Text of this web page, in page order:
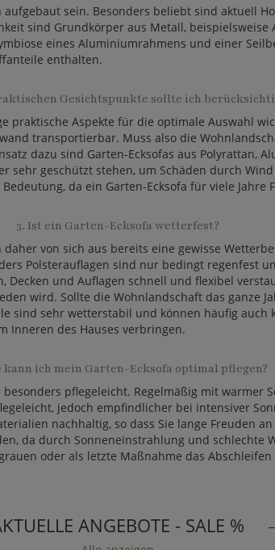
sein. Besonders beliebt sind aktuell
sind Grundkörper aus Metall,
eines Aluminiumrahmens und einer
enthalten.
Gesichtspunkte sollte ich
Aspekte für die optimale Auswahl
transportierbar. Muss also die
dazu sind Garten-Ecksofas aus
geschützt stehen, um Schäden durch
da ein Garten-Ecksofa für viele Jahre
3. Ist ein Garten-Ecksofa wetterfest?
von sich aus bereits eine gewisse
Polsterauflagen sind nur bedingt regenfest
Decken und Auflagen schnell und flexibel
wird. Sollte die Wohnlandschaft das ganze
sind sehr wetterstabil und können häufig
Inneren des Hauses verbringen.
kann ich mein Garten-Ecksofa optimal pflegen?
pflegeleicht. Regelmäßig mit warmer
jedoch empfindlicher bei intensiver
nachhaltig, so dass Sie lange Freuden
da durch Sonneneinstrahlung und schlechte
oder als letzte Maßnahme das
ANGEBOTE - SALE %